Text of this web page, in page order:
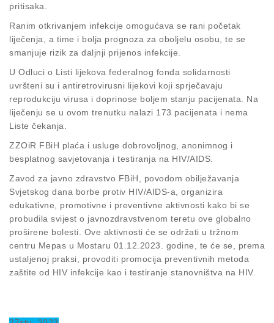
pritisaka.
Ranim otkrivanjem infekcije omogućava se rani početak
liječenja, a time i bolja prognoza za oboljelu osobu, te se
smanjuje rizik za daljnji prijenos infekcije.
U Odluci o Listi lijekova federalnog fonda solidarnosti
uvršteni su i antiretrovirusni lijekovi koji sprječavaju
reprodukciju virusa i doprinose boljem stanju pacijenata. Na
liječenju se u ovom trenutku nalazi 173 pacijenata i nema
Liste čekanja.
ZZOiR FBiH plaća i usluge dobrovoljnog, anonimnog i
besplatnog savjetovanja i testiranja na HIV/AIDS.
Zavod za javno zdravstvo FBiH, povodom obilježavanja
Svjetskog dana borbe protiv HIV/AIDS-a, organizira
edukativne, promotivne i preventivne aktivnosti kako bi se
probudila svijest o javnozdravstvenom teretu ove globalno
proširene bolesti. Ove aktivnosti će se održati u tržnom
centru Mepas u Mostaru 01.12.2023. godine, te će se, prema
ustaljenoj praksi, provoditi promocija preventivnih metoda
zaštite od HIV infekcije kao i testiranje stanovništva na HIV.